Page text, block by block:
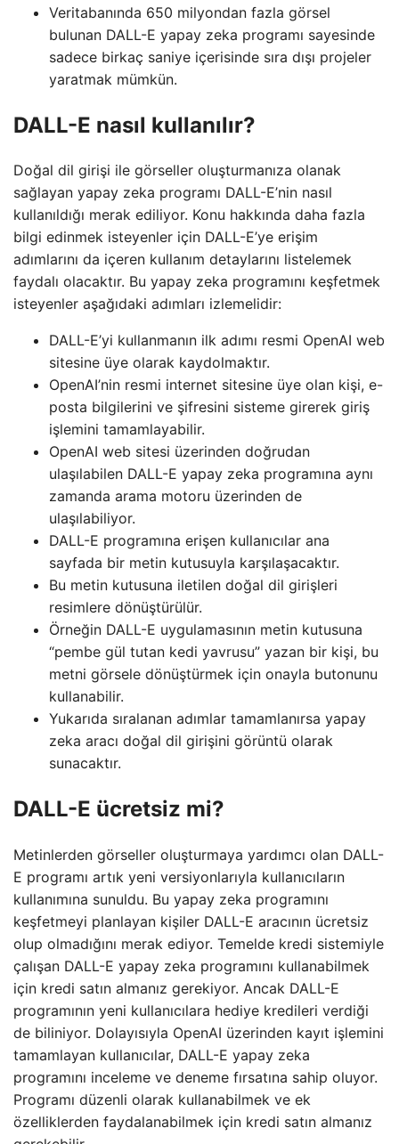
Veritabanında 650 milyondan fazla görsel
bulunan DALL-E yapay zeka programı sayesinde
sadece birkaç saniye içerisinde sıra dışı projeler
yaratmak mümkün.
DALL-E nasıl kullanılır?
Doğal dil girişi ile görseller oluşturmanıza olanak
sağlayan yapay zeka programı DALL-E’nin nasıl
kullanıldığı merak ediliyor. Konu hakkında daha fazla
bilgi edinmek isteyenler için DALL-E’ye erişim
adımlarını da içeren kullanım detaylarını listelemek
faydalı olacaktır. Bu yapay zeka programını keşfetmek
isteyenler aşağıdaki adımları izlemelidir:
DALL-E’yi kullanmanın ilk adımı resmi OpenAI web
sitesine üye olarak kaydolmaktır.
OpenAI’nin resmi internet sitesine üye olan kişi, e-
posta bilgilerini ve şifresini sisteme girerek giriş
işlemini tamamlayabilir.
OpenAI web sitesi üzerinden doğrudan
ulaşılabilen DALL-E yapay zeka programına aynı
zamanda arama motoru üzerinden de
ulaşılabiliyor.
DALL-E programına erişen kullanıcılar ana
sayfada bir metin kutusuyla karşılaşacaktır.
Bu metin kutusuna iletilen doğal dil girişleri
resimlere dönüştürülür.
Örneğin DALL-E uygulamasının metin kutusuna
“pembe gül tutan kedi yavrusu” yazan bir kişi, bu
metni görsele dönüştürmek için onayla butonunu
kullanabilir.
Yukarıda sıralanan adımlar tamamlanırsa yapay
zeka aracı doğal dil girişini görüntü olarak
sunacaktır.
DALL-E ücretsiz mi?
Metinlerden görseller oluşturmaya yardımcı olan DALL-
E programı artık yeni versiyonlarıyla kullanıcıların
kullanımına sunuldu. Bu yapay zeka programını
keşfetmeyi planlayan kişiler DALL-E aracının ücretsiz
olup olmadığını merak ediyor. Temelde kredi sistemiyle
çalışan DALL-E yapay zeka programını kullanabilmek
için kredi satın almanız gerekiyor. Ancak DALL-E
programının yeni kullanıcılara hediye kredileri verdiği
de biliniyor. Dolayısıyla OpenAI üzerinden kayıt işlemini
tamamlayan kullanıcılar, DALL-E yapay zeka
programını inceleme ve deneme fırsatına sahip oluyor.
Programı düzenli olarak kullanabilmek ve ek
özelliklerden faydalanabilmek için kredi satın almanız